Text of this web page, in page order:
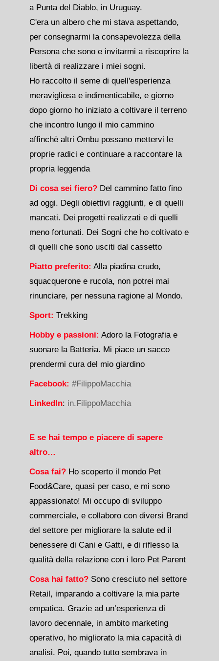
a Punta del Diablo, in Uruguay.
C'era un albero che mi stava aspettando,
per consegnarmi la consapevolezza della
Persona che sono e invitarmi a riscoprire la
libertà di realizzare i miei sogni.
Ho raccolto il seme di quell'esperienza
meravigliosa e indimenticabile, e giorno
dopo giorno ho iniziato a coltivare il terreno
che incontro lungo il mio cammino
affinchè altri Ombu possano mettervi le
proprie radici e continuare a raccontare la
propria leggenda
Di cosa sei fiero?Del cammino fatto fino
ad oggi. Degli obiettivi raggiunti, e di quelli
mancati. Dei progetti realizzati e di quelli
meno fortunati. Dei Sogni che ho coltivato e
di quelli che sono usciti dal cassetto
Piatto preferito: Alla piadina crudo,
squacquerone e rucola, non potrei mai
rinunciare, per nessuna ragione al Mondo.
Sport: Trekking
Hobby e passioni: Adoro la Fotografia e
suonare la Batteria. Mi piace un sacco
prendermi cura del mio giardino
Facebook: #FilippoMacchia
LinkedIn: in.FilippoMacchia
E se hai tempo e piacere di sapere
altro…
Cosa fai? Ho scoperto il mondo Pet
Food&Care, quasi per caso, e mi sono
appassionato! Mi occupo di sviluppo
commerciale, e collaboro con diversi Brand
del settore per migliorare la salute ed il
benessere di Cani e Gatti, e di riflesso la
qualità della relazione con i loro Pet Parent
Cosa hai fatto?Sono cresciuto nel settore
Retail, imparando a coltivare la mia parte
empatica. Grazie ad un’esperienza di
lavoro decennale, in ambito marketing
operativo, ho migliorato la mia capacità di
analisi. Poi, quando tutto sembrava in